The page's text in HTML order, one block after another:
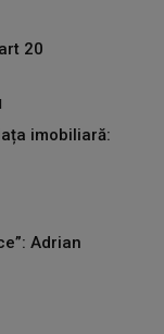
20
imobiliară:
Adrian